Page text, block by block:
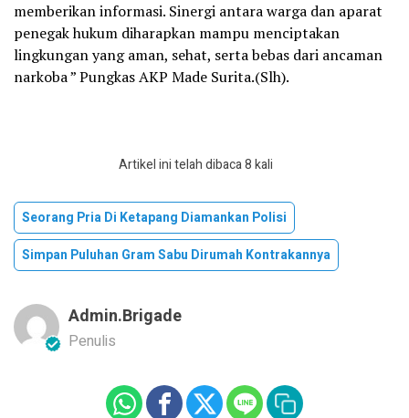
memberikan informasi. Sinergi antara warga dan aparat
penegak hukum diharapkan mampu menciptakan
lingkungan yang aman, sehat, serta bebas dari ancaman
narkoba ” Pungkas AKP Made Surita.(Slh).
Artikel ini telah dibaca 8 kali
Seorang Pria Di Ketapang Diamankan Polisi
Simpan Puluhan Gram Sabu Dirumah Kontrakannya
Admin.brigade
Penulis